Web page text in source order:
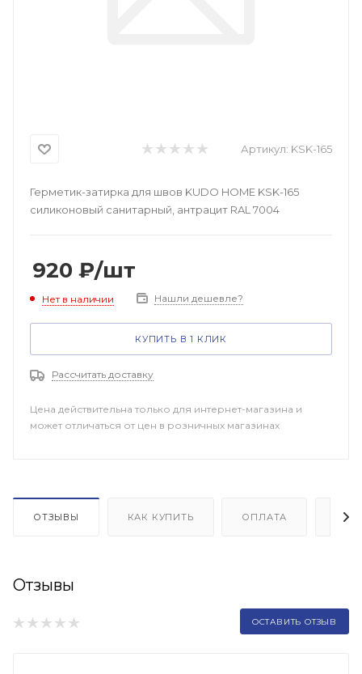
Артикул: KSK-165
Герметик-затирка для швов KUDO HOME KSK-165
силиконовый санитарный, антрацит RAL 7004
920 ₽/шт
Нет в наличии Нашли дешевле?
КУПИТЬ В 1 КЛИК
Рассчитать доставку
Цена действительна только для интернет-магазина и
может отличаться от цен в розничных магазинах
ОТЗЫВЫ КАК КУПИТЬ ОПЛАТА
Отзывы
ОСТАВИТЬ ОТЗЫВ